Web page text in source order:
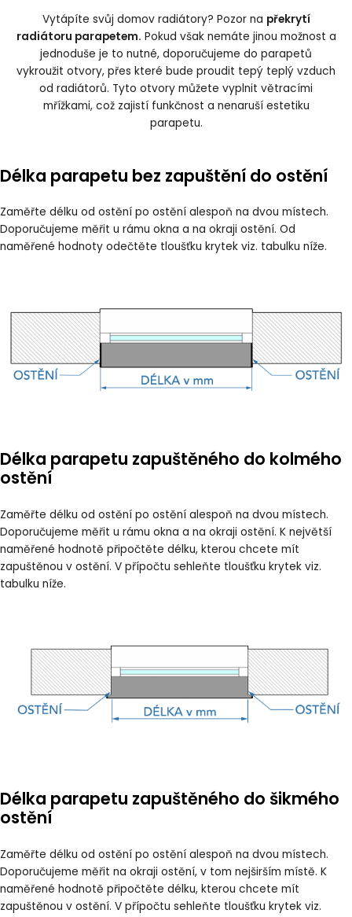
Vytápíte svůj domov radiátory? Pozor na překrytí
radiátoru parapetem. Pokud však nemáte jinou možnost a
jednoduše je to nutné, doporučujeme do parapetů
vykroužit otvory, přes které bude proudit tepý teplý vzduch
od radiátorů. Tyto otvory můžete vyplnit větracími
mřížkami, což zajistí funkčnost a nenaruší estetiku
parapetu.
Délka parapetu bez zapuštění do ostění
Zaměřte délku od ostění po ostění alespoň na dvou místech.
Doporučujeme měřit u rámu okna a na okraji ostění. Od
naměřené hodnoty odečtěte tloušťku krytek viz. tabulku níže.
Délka parapetu zapuštěného do kolmého
ostění
Zaměřte délku od ostění po ostění alespoň na dvou místech.
Doporučujeme měřit u rámu okna a na okraji ostění. K největší
naměřené hodnotě připočtěte délku, kterou chcete mít
zapuštěnou v ostění. V přípočtu sehleňte tloušťku krytek viz.
tabulku níže.
Délka parapetu zapuštěného do šikmého
ostění
Zaměřte délku od ostění po ostění alespoň na dvou místech.
Doporučujeme měřit na okraji ostění, v tom nejširším místě. K
naměřené hodnotě připočtěte délku, kterou chcete mít
zapuštěnou v ostění. V přípočtu sehleňte tloušťku krytek viz.